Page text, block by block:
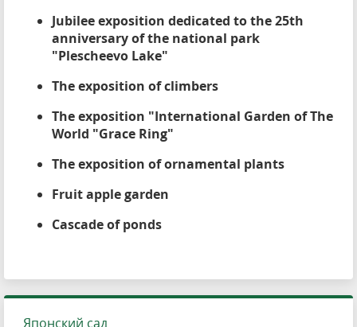
Jubilee exposition dedicated to the 25th
anniversary of the national park
"Plescheevo Lake"
The exposition of climbers
The exposition "International Garden of The
World "Grace Ring"
The exposition of ornamental plants
Fruit apple garden
Cascade of ponds
Японский сад